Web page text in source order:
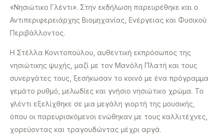
«Νησιώτικο Γλέντι». Στην εκδήλωση παρευρέθηκε και ο
Αντιπεριφερειάρχης Βιομηχανίας, Ενέργειας και Φυσικού
Περιβάλλοντος.
Η Στέλλα Κονιτοπούλου, αυθεντική εκπρόσωπος της
νησιώτικης ψυχής, μαζί με τον Μανόλη Πλατή και τους
συνεργάτες τους, ξεσήκωσαν το κοινό με ένα πρόγραμμα
γεμάτο ρυθμό, μελωδίες και γνήσιο νησιώτικο χρώμα. Το
γλέντι εξελίχθηκε σε μια μεγάλη γιορτή της μουσικής,
όπου οι παρευρισκόμενοι ενώθηκαν με τους καλλιτέχνες,
χορεύοντας και τραγουδώντας μέχρι αργά.